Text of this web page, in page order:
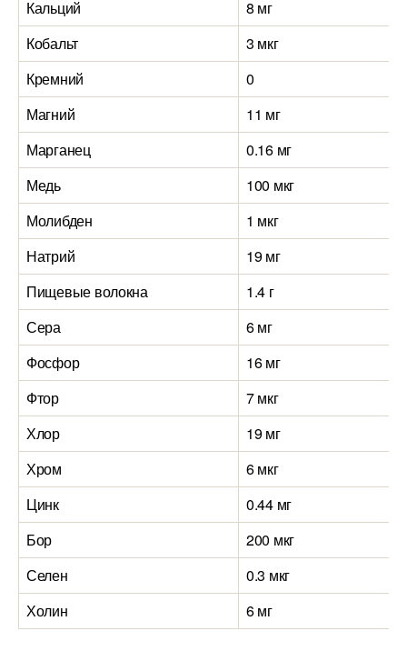
Кальций
8 мг
Кобальт
3 мкг
Кремний
0
Магний
11 мг
Марганец
0.16 мг
Медь
100 мкг
Молибден
1 мкг
Натрий
19 мг
Пищевые волокна
1.4 г
Сера
6 мг
Фосфор
16 мг
Фтор
7 мкг
Хлор
19 мг
Хром
6 мкг
Цинк
0.44 мг
Бор
200 мкг
Селен
0.3 мкг
Холин
6 мг